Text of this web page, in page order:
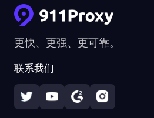
更快、更强、更可靠。
联系我们